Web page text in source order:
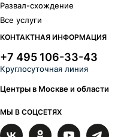
Развал-схождение
Все услуги
КОНТАКТНАЯ ИНФОРМАЦИЯ
+7 495 106-33-43
Круглосуточная линия
Центры в Москве и области
МЫ В СОЦСЕТЯХ